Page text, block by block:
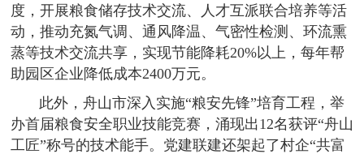
度，开展粮食储存技术交流、人才互派联合培养等活
动，推动充氮气调、通风降温、气密性检测、环流熏
蒸等技术交流共享，实现节能降耗20%以上，每年帮
助园区企业降低成本2400万元。
此外，舟山市深入实施“粮安先锋”培育工程，举
办首届粮食安全职业技能竞赛，涌现出12名获评“舟山
工匠”称号的技术能手。党建联建还架起了村企“共富